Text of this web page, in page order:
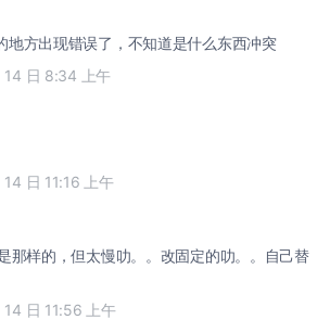
地方出现错误了，不知道是什么东西冲突
日 8:34 上午
日 11:16 上午
那样的，但太慢叻。。改固定的叻。。自己替
日 11:56 上午